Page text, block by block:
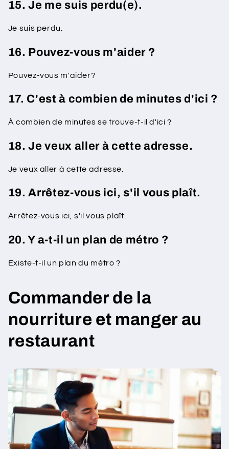
15. Je me suis perdu(e).
Je suis perdu.
16. Pouvez-vous m'aider ?
Pouvez-vous m'aider?
17. C'est à combien de minutes d'ici ?
À combien de minutes se trouve-t-il d'ici ?
18. Je veux aller à cette adresse.
Je veux aller à cette adresse.
19. Arrêtez-vous ici, s'il vous plaît.
Arrêtez-vous ici, s'il vous plaît.
20. Y a-t-il un plan de métro ?
Existe-t-il un plan du métro ?
Commander de la
nourriture et manger au
restaurant